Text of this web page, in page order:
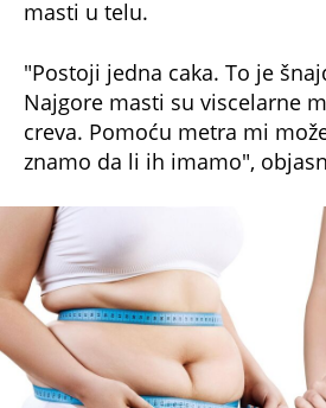
masti u telu.
"Postoji jedna caka. To je
Najgore masti su viscelarne
creva. Pomoću metra mi
znamo da li ih imamo",